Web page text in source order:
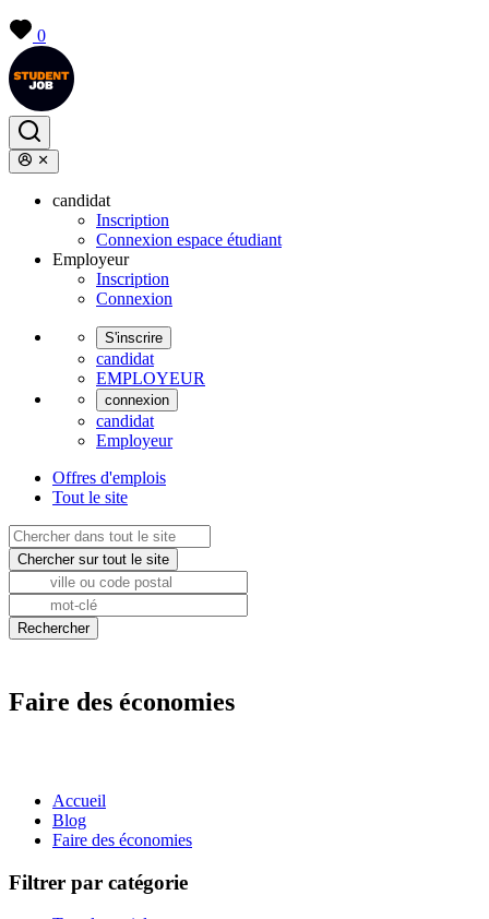
0
candidat
Inscription
Connexion espace étudiant
Employeur
Inscription
Connexion
S'inscrire
candidat
EMPLOYEUR
connexion
candidat
Employeur
Offres d'emplois
Tout le site
Faire des économies
Accueil
Blog
Faire des économies
Filtrer par catégorie